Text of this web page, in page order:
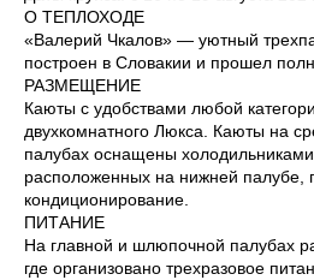
О ТЕПЛОХОДЕ
«Валерий Чкалов» — уютный
построен в Словакии и прошел
РАЗМЕЩЕНИЕ
Каюты с удобствами любой
двухкомнатного Люкса. Каюты на
палубах оснащены
расположенных на нижней палубе,
кондиционирование.
ПИТАНИЕ
На главной и шлюпочной палубах
где организовано трехразовое